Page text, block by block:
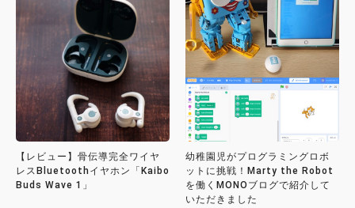
【レビュー】骨伝導完全ワイヤ
レスBluetoothイヤホン「Kaibo
Buds Wave 1」
幼稚園児がプログラミングロボ
ットに挑戦！Marty the Robot
を働くMONOブログで紹介して
いただきました